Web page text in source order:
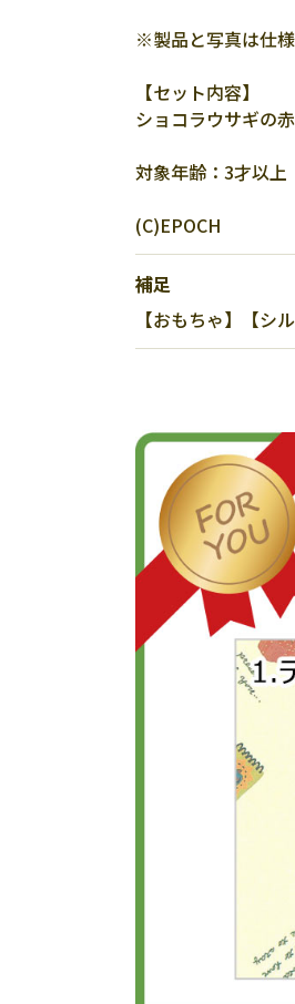
※製品と写真は仕
【セット内容】
ショコラウサギの
対象年齢：3才以上
(C)EPOCH
補足
【おもちゃ】【シ